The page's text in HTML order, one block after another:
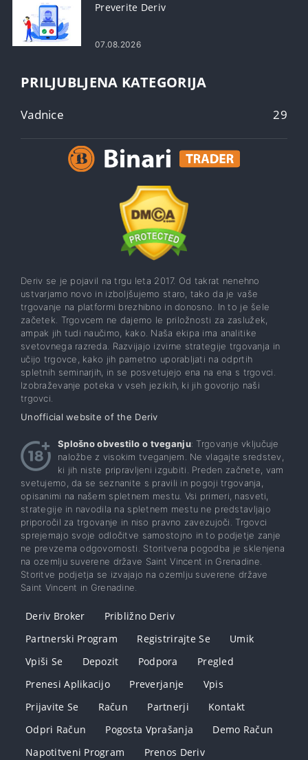
Preverite Deriv
07.08.2026
PRILJUBLJENA KATEGORIJA
Vadnice 29
Deriv se je pojavil na trgu leta 2017. Od takrat nenehno
ustvarjamo novo in izboljšujemo staro, tako da je vaše
trgovanje na platformi brezhibno in donosno. In to je šele
začetek. Trgovcem ne dajemo le priložnosti za zaslužek,
ampak jih tudi naučimo, kako. Naša ekipa ima analitike
svetovnega razreda. Razvijajo izvirne strategije trgovanja in
učijo trgovce, kako jih pametno uporabljati na odprtih
spletnih seminarjih, in se posvetujejo ena na ena s trgovci.
Izobraževanje poteka v vseh jezikih, ki jih govorijo naši
trgovci.
Unofficial website of the Deriv
Splošno obvestilo o tveganju: Trgovanje vključuje
naložbe z visokim tveganjem. Ne vlagajte sredstev,
ki jih niste pripravljeni izgubiti. Preden začnete, vam
svetujemo, da se seznanite s pravili in pogoji trgovanja,
opisanimi na našem spletnem mestu. Vsi primeri, nasveti,
strategije in navodila na spletnem mestu ne predstavljajo
priporočil za trgovanje in niso pravno zavezujoči. Trgovci
sprejemajo svoje odločitve samostojno in to podjetje zanje
ne prevzema odgovornosti. Storitvena pogodba je sklenjena
na ozemlju suverene države Saint Vincent in Grenadine.
Storitve podjetja se izvajajo na ozemlju suverene države
Saint Vincent in Grenadine.
Deriv Broker
Približno Deriv
Partnerski Program
Registrirajte Se
Umik
Vpiši Se
Depozit Podpora
Pregled
Prenesi Aplikacijo
Preverjanje
Vpis
Prijavite Se
Račun Partnerji
Kontakt
Odpri Račun
Pogosta Vprašanja
Demo Račun
Napotitveni Program
Prenos Deriv